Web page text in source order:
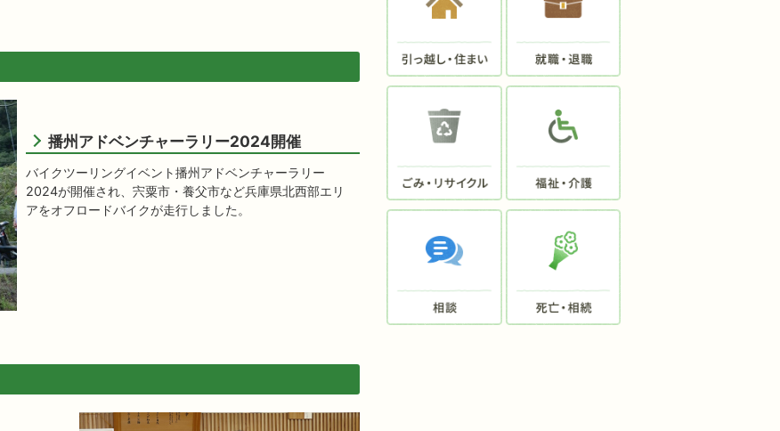
播州アドベンチャーラリー2024開催
バイクツーリングイベント播州アドベンチャーラリー
2024が開催され、宍粟市・養父市など兵庫県北西部エリ
アをオフロードバイクが走行しました。